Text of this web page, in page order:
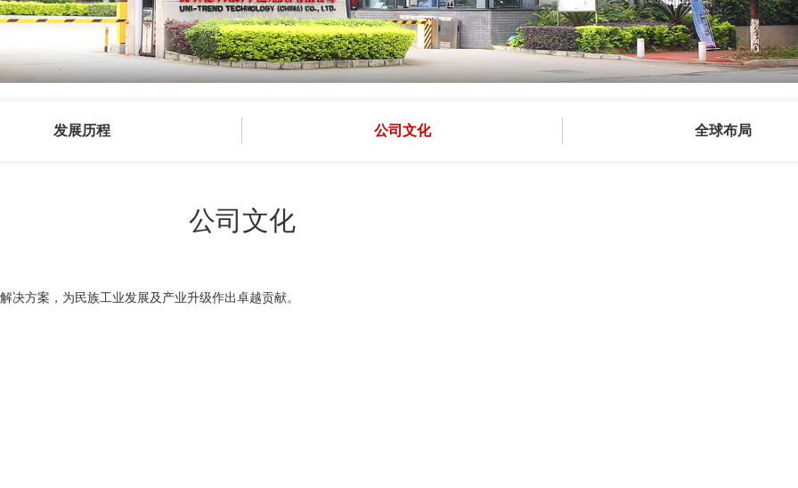
发展历程 公司文化 全球布局
公司文化
方案，为民族工业发展及产业升级作出卓越贡献。